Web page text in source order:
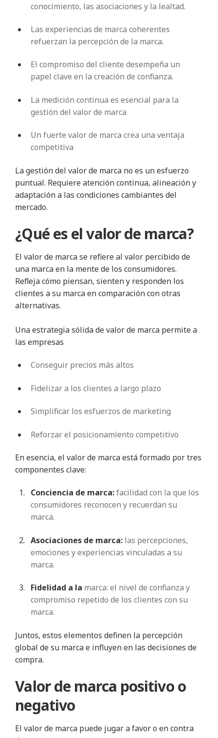
conocimiento, las asociaciones y la lealtad.
Las experiencias de marca coherentes
refuerzan la percepción de la marca.
El compromiso del cliente desempeña un
papel clave en la creación de confianza.
La medición continua es esencial para la
gestión del valor de marca
Un fuerte valor de marca crea una ventaja
competitiva
La gestión del valor de marca no es un esfuerzo
puntual. Requiere atención continua, alineación y
adaptación a las condiciones cambiantes del
mercado.
¿Qué es el valor de marca?
El valor de marca se refiere al valor percibido de
una marca en la mente de los consumidores.
Refleja cómo piensan, sienten y responden los
clientes a su marca en comparación con otras
alternativas.
Una estrategia sólida de valor de marca permite a
las empresas
Conseguir precios más altos
Fidelizar a los clientes a largo plazo
Simplificar los esfuerzos de marketing
Reforzar el posicionamiento competitivo
En esencia, el valor de marca está formado por tres
componentes clave:
Conciencia de marca:facilidad con la que los
consumidores reconocen y recuerdan su
marca.
Asociaciones de marca: las percepciones,
emociones y experiencias vinculadas a su
marca.
Fidelidad a la marca: el nivel de confianza y
compromiso repetido de los clientes con su
marca.
Juntos, estos elementos definen la percepción
global de su marca e influyen en las decisiones de
compra.
Valor de marca positivo o
negativo
El valor de marca puede jugar a favor o en contra